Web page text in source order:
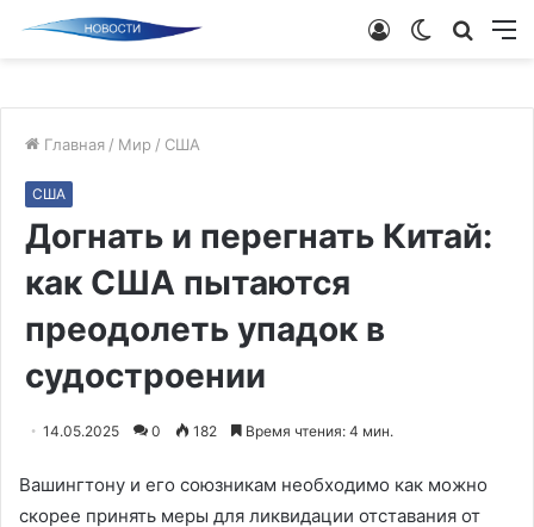
Поиск
Switch
Войти
Главная / Мир / США
США
Догнать и перегнать Китай:
как США пытаются
преодолеть упадок в
судостроении
14.05.2025 0 182 Время чтения: 4 мин.
Вашингтону и его союзникам необходимо как можно
скорее принять меры для ликвидации отставания от